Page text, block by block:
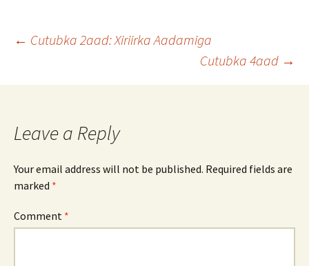
Post
navigation
← Cutubka 2aad: Xiriirka Aadamiga
Cutubka 4aad →
Leave a Reply
Your email address will not be published. Required fields are
marked *
Comment *